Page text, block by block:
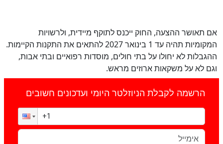
אם תאושר ההצעה, החוק ייכנס לתוקף מיידית, ולרשויות
המקומיות תהיה עד 1 בינואר 2027 להתאים את התקנות הקיימות.
ההגבלות לא יחולו על בתי חולים, מוסדות רפואיים ובתי אבות,
וגם לא על משקאות ארוזים מראש.
הרשמה לקבלת הניוזלטר היומי ועדכונים חשובים